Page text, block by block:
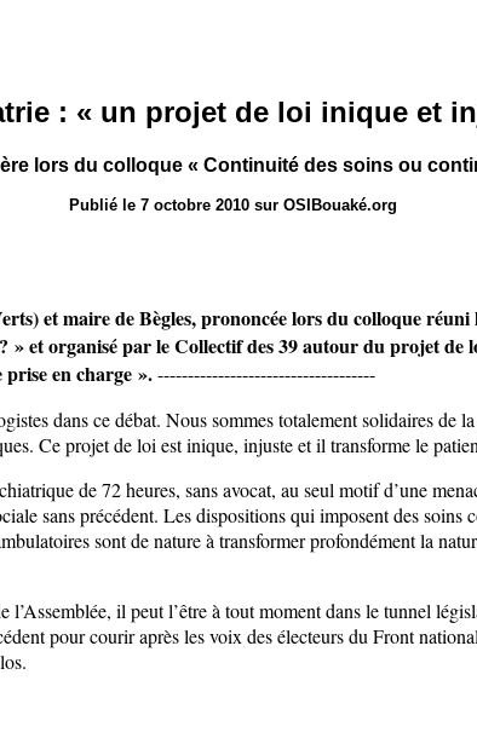
: « un projet de loi inique et
lors du colloque « Continuité des soins ou
Publié le 7 octobre 2010 sur OSIBouaké.org
et maire de Bègles, prononcée lors du colloque réuni
et organisé par le Collectif des 39 autour du projet
prise en charge ».------------------------------------
dans ce débat. Nous sommes totalement solidaires de
Ce projet de loi est inique, injuste et il transforme le
de 72 heures, sans avocat, au seul motif d’une
sans précédent. Les dispositions qui imposent des soins
sont de nature à transformer profondément la
l’Assemblée, il peut l’être à tout moment dans le tunnel
pour courir après les voix des électeurs du Front